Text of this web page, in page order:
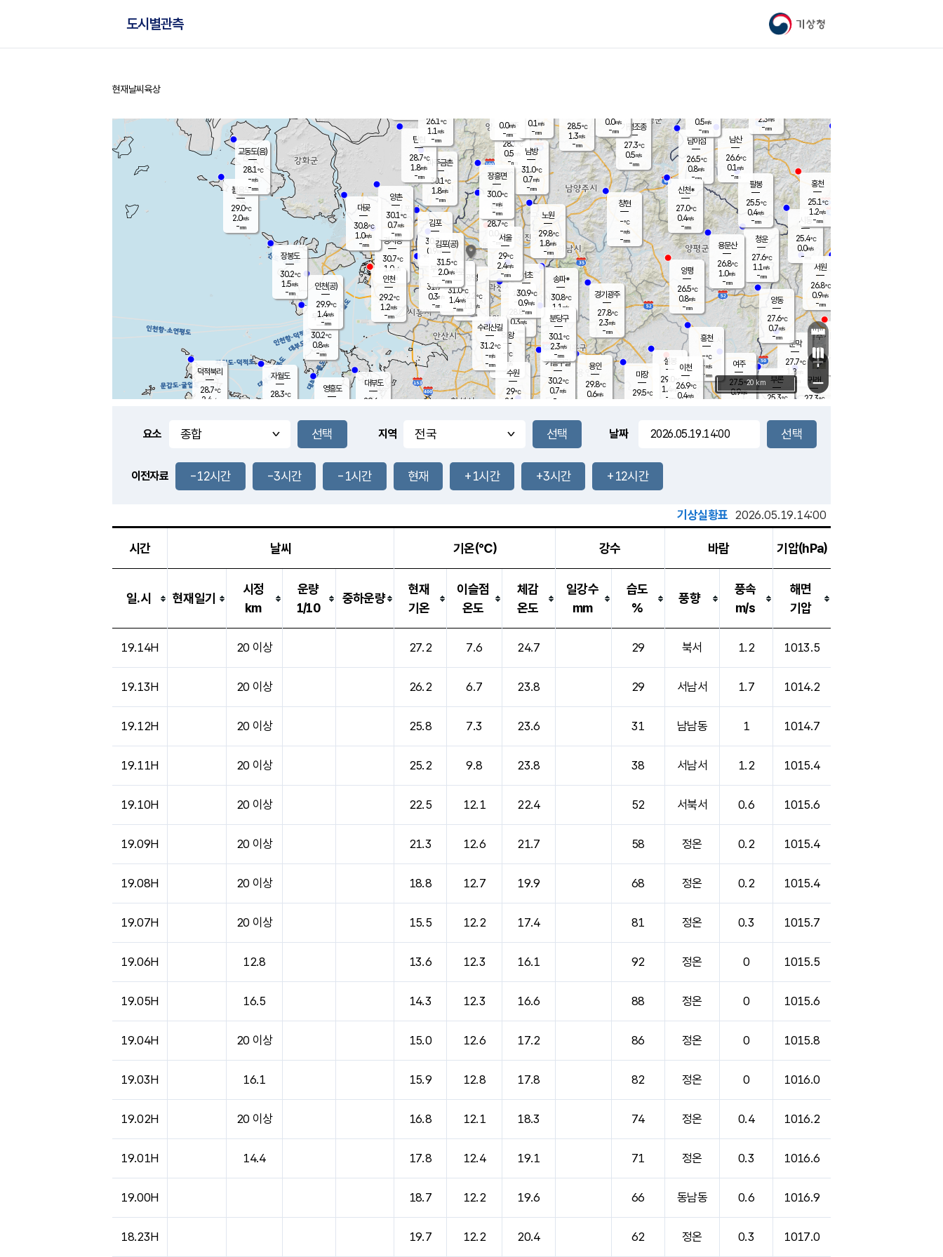
기상청
도시별관측
홈
현재날씨 육상
풍도
1.6m/s
문막
27.7℃
1.8
mm
남이섬
26.5℃
0.8m/s
-mm
무의도
30.2℃
0.8m/s
-mm
영흥도
볼음도
29.0℃
2.0m/s
-mm
자월도
28.3℃
양주
28.1℃
0.5
-mm
부론
25.3℃
과천
28.8℃
0.3m/s
- mm
남산
26.6℃
0.1 m/s
-mm
장봉도
30.2℃
1.5m/s
-mm
-mm
청운
27.6℃
1.1 m/s
-mm
팔봉
25.5℃
0.4m/s
-mm
-mm
용인
29.8℃
0.6m/s
여주
27.5℃
0.9m/s
양동
27.6℃
0.7m/s
-mm
경기광주
27.8℃
2.3m/s
-mm
장호원
0.5m/s
-mm
28.9
℃
대부도
29.6
-
경서동
30.7℃
1.0m/s
-mm
파주금촌
30.1℃
1.8m/s
-mm
가평조종
27.3℃
0.5m/s
-mm
28.5℃
1.3m/s
-mm
대곶
30.8℃
1.0m/s
-mm
신천*
27.0℃
0.4m/s
-mm
창현
-℃
-m/s
-mm
탄현
28.7℃
1.8m/s
-mm
0.0m/s
-mm
31.0℃
0.0m/s
-mm
흥천
-℃
-m/s
-mm
마장
29.5℃
의왕
- ℃
m/s
mm
김포
30.7℃
0.9 m/s
mm
설봉
29.0
1.4 m/s
- mm
광명
32.2 ℃
1.1 m/s
-mm
부천
31.9℃
0.3m/s
-mm
-mm
양촌
30.1℃
0.7m/s
-mm
구로
31.0℃
1.4m/s
-mm
은평
28.7℃
0.0 m/s
- mm
노원
29.8℃
1.8m/s
-mm
송파*
30.8℃
1.1 m/s
-mm
서초
30.9℃
0.9m/s
-mm
남방
31.0℃
0.7m/s
-mm
기흥구갈
30.2℃
0.7m/s
-
수리산길
31.2℃
-m/s
-mm
분당구
30.1℃
2.3m/s
-mm
장흥면
30.0℃
-m/s
-mm
0.0m/s
-mm
시동
25.4℃
0.0m/s
- mm
귀래
27.3℃
서원
26.8℃
0.9m/s
-mm
용문산
26.8℃
1.0m/s
-mm
덕적북리
28.7℃
2.4 m/s
인천(공)
29.9℃
1.4m/s
-mm
김포(공)
31.5℃
2.0m/s
-mm
교동도(음)
28.1℃
-m/s
-mm
홍천
25.1℃
1.2m/s
-mm
이천
26.9℃
0.4m/s
양평
26.5℃
0.8m/s
-mm
수원
29℃
2.1 m/s
인천
29.2℃
1.2m/s
-mm
서울
29℃
2.4m/s
-mm
2.3m/s
-mm
26.1℃
1.1 m/s
-mm
0.1 m/s
-mm
+
−
20 km
요소 지역 날짜
이전자료 -12시간 -3시간 -1시간 현재 +1시간 +3시간 +12시간
기상실황표 2026.05.19.14:00
시간 날씨 기온(℃) 강수 바람 기압(hPa)
일.시 현재일기
시정
km
운량
1/10
중하운량
현재
기온
이슬점
온도
체감
온도
일강수
mm
습도
%
풍향
풍속
m/s
해면
기압
19.14H 20 이상 27.2 7.6 24.7 29 북서 1.2 1013.5
19.13H 20 이상 26.2 6.7 23.8 29 서남서 1.7 1014.2
19.12H 20 이상 25.8 7.3 23.6 31 남남동 1 1014.7
19.11H 20 이상 25.2 9.8 23.8 38 서남서 1.2 1015.4
19.10H 20 이상 22.5 12.1 22.4 52 서북서 0.6 1015.6
19.09H 20 이상 21.3 12.6 21.7 58 정온 0.2 1015.4
19.08H 20 이상 18.8 12.7 19.9 68 정온 0.2 1015.4
19.07H 20 이상 15.5 12.2 17.4 81 정온 0.3 1015.7
19.06H 12.8 13.6 12.3 16.1 92 정온 0 1015.5
19.05H 16.5 14.3 12.3 16.6 88 정온 0 1015.6
19.04H 20 이상 15.0 12.6 17.2 86 정온 0 1015.8
19.03H 16.1 15.9 12.8 17.8 82 정온 0 1016.0
19.02H 20 이상 16.8 12.1 18.3 74 정온 0.4 1016.2
19.01H 14.4 17.8 12.4 19.1 71 정온 0.3 1016.6
19.00H 18.7 12.2 19.6 66 동남동 0.6 1016.9
18.23H 19.7 12.2 20.4 62 정온 0.3 1017.0